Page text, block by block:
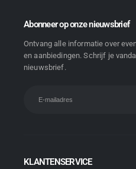
Abonneer op onze nieuwsbrief
Ontvang alle informatie over
en aanbiedingen. Schrijf je
nieuwsbrief.
KLANTENSERVICE